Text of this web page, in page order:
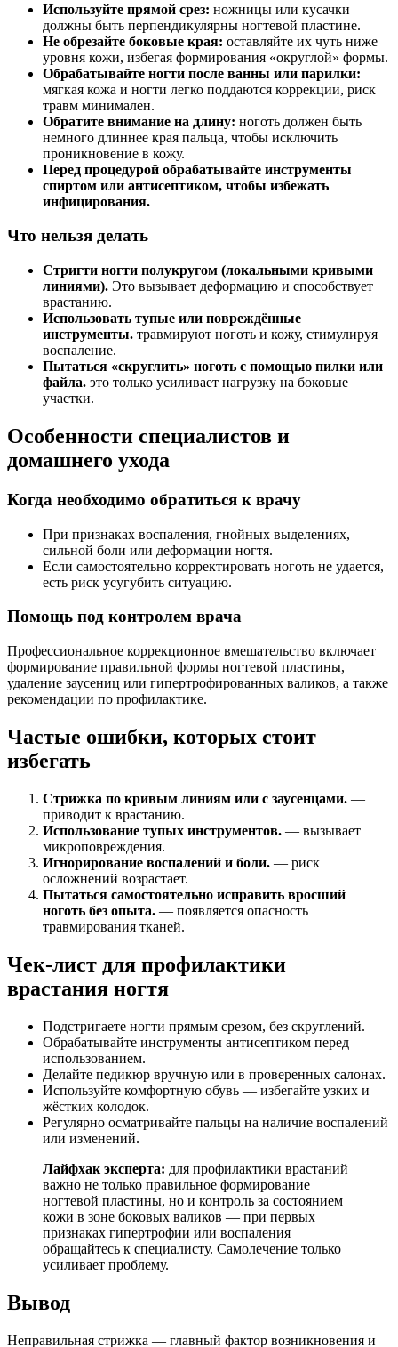
Используйте прямой срез: ножницы или кусачки
должны быть перпендикулярны ногтевой пластине.
Не обрезайте боковые края: оставляйте их чуть ниже
уровня кожи, избегая формирования «округлой» формы.
Обрабатывайте ногти после ванны или парилки:
мягкая кожа и ногти легко поддаются коррекции, риск
травм минимален.
Обратите внимание на длину: ноготь должен быть
немного длиннее края пальца, чтобы исключить
проникновение в кожу.
Перед процедурой обрабатывайте инструменты
спиртом или антисептиком, чтобы избежать
инфицирования.
Что нельзя делать
Стригти ногти полукругом (локальными кривыми
линиями). Это вызывает деформацию и способствует
врастанию.
Использовать тупые или повреждённые
инструменты. травмируют ноготь и кожу, стимулируя
воспаление.
Пытаться «скруглить» ноготь с помощью пилки или
файла. это только усиливает нагрузку на боковые
участки.
Особенности специалистов и
домашнего ухода
Когда необходимо обратиться к врачу
При признаках воспаления, гнойных выделениях,
сильной боли или деформации ногтя.
Если самостоятельно корректировать ноготь не удается,
есть риск усугубить ситуацию.
Помощь под контролем врача
Профессиональное коррекционное вмешательство включает
формирование правильной формы ногтевой пластины,
удаление заусениц или гипертрофированных валиков, а также
рекомендации по профилактике.
Частые ошибки, которых стоит
избегать
Стрижка по кривым линиям или с заусенцами. —
приводит к врастанию.
Использование тупых инструментов. — вызывает
микроповреждения.
Игнорирование воспалений и боли. — риск
осложнений возрастает.
Пытаться самостоятельно исправить вросший
ноготь без опыта. — появляется опасность
травмирования тканей.
Чек-лист для профилактики
врастания ногтя
Подстригаете ногти прямым срезом, без скруглений.
Обрабатывайте инструменты антисептиком перед
использованием.
Делайте педикюр вручную или в проверенных салонах.
Используйте комфортную обувь — избегайте узких и
жёстких колодок.
Регулярно осматривайте пальцы на наличие воспалений
или изменений.
Лайфхак эксперта: для профилактики врастаний
важно не только правильное формирование
ногтевой пластины, но и контроль за состоянием
кожи в зоне боковых валиков — при первых
признаках гипертрофии или воспаления
обращайтесь к специалисту. Самолечение только
усиливает проблему.
Вывод
Неправильная стрижка — главный фактор возникновения и